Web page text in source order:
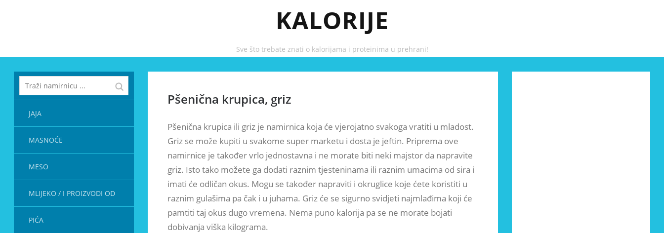
KALORIJE
Sve što trebate znati o kalorijama i proteinima u prehrani!
JAJA
MASNOĆE
MESO
MLIJEKO / I PROIZVODI OD
PIĆA
Pšenična krupica, griz
Pšenična krupica ili griz je namirnica koja će vjerojatno svakoga vratiti u mladost.
Griz se može kupiti u svakome super marketu i dosta je jeftin. Priprema ove
namirnice je također vrlo jednostavna i ne morate biti neki majstor da napravite
griz. Isto tako možete ga dodati raznim tjesteninama ili raznim umacima od sira i
imati će odličan okus. Mogu se također napraviti i okruglice koje ćete koristiti u
raznim gulašima pa čak i u juhama. Griz će se sigurno svidjeti najmlađima koji će
pamtiti taj okus dugo vremena. Nema puno kalorija pa se ne morate bojati
dobivanja viška kilograma.